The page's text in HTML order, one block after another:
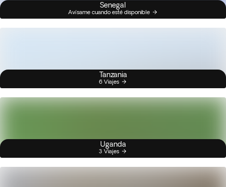
Senegal
Avísame cuando esté disponible
Tanzania
6 Viajes
Uganda
3 Viajes